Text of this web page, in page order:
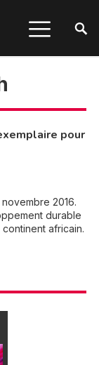
pour
2016.
durable
continent africain.